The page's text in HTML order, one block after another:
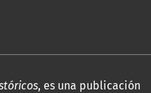
, es una publicación